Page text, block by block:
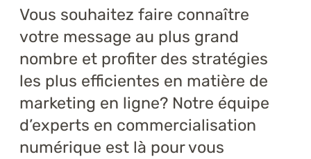
Intelligence artificielle
Services complémentaires
Formations
À propos
Blogue
Vous souhaitez faire connaître
votre message au plus grand
nombre et profiter des stratégies
les plus efficientes en matière de
marketing en ligne? Notre équipe
d’experts en commercialisation
numérique est là pour vous